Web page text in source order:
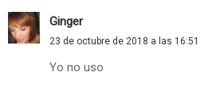
Ginger
23 de octubre de 2018 a las 16:51
Yo no uso